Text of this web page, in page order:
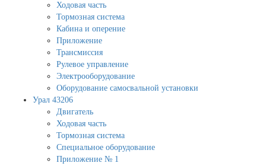
Ходовая часть
Тормозная система
Кабина и оперение
Приложение
Трансмиссия
Рулевое управление
Электрооборудование
Оборудование самосвальной установки
Урал 43206
Двигатель
Ходовая часть
Тормозная система
Специальное оборудование
Приложение № 1